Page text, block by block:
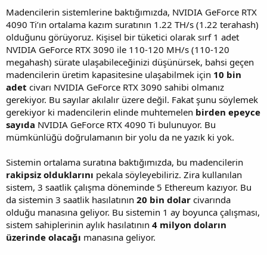
Madencilerin sistemlerine baktığımızda, NVIDIA GeForce RTX
4090 Ti’ın ortalama kazım suratının 1.22 TH/s (1.22 terahash)
olduğunu görüyoruz. Kişisel bir tüketici olarak sırf 1 adet
NVIDIA GeForce RTX 3090 ile 110-120 MH/s (110-120
megahash) sürate ulaşabileceğinizi düşünürsek, bahsi geçen
madencilerin üretim kapasitesine ulaşabilmek için 10 bin
adet civarı NVIDIA GeForce RTX 3090 sahibi olmanız
gerekiyor. Bu sayılar akılalır üzere değil. Fakat şunu söylemek
gerekiyor ki madencilerin elinde muhtemelen birden epeyce
sayıda NVIDIA GeForce RTX 4090 Ti bulunuyor. Bu
mümkünlüğü doğrulamanın bir yolu da ne yazık ki yok.
Sistemin ortalama suratına baktığımızda, bu madencilerin
rakipsiz olduklarını pekala söyleyebiliriz. Zira kullanılan
sistem, 3 saatlik çalışma döneminde 5 Ethereum kazıyor. Bu
da sistemin 3 saatlik hasılatının 20 bin dolar civarında
olduğu manasına geliyor. Bu sistemin 1 ay boyunca çalışması,
sistem sahiplerinin aylık hasılatının 4 milyon doların
üzerinde olacağı manasına geliyor.